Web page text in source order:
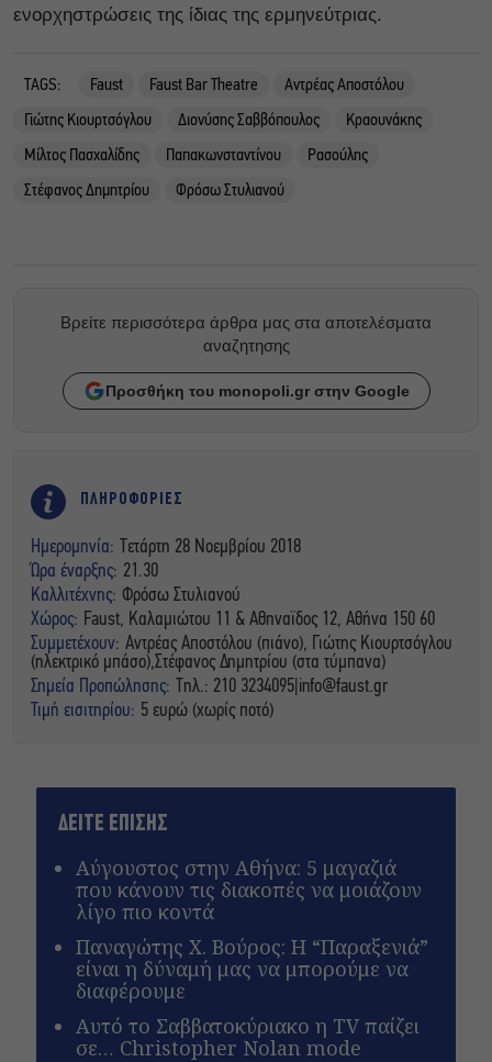
ενορχηστρώσεις της ίδιας της ερμηνεύτριας.
TAGS: Faust Faust Bar Theatre
Αντρέας Αποστόλου
Γιώτης Κιουρτσόγλου
Διονύσης Σαββόπουλος
Κραουνάκης
Μίλτος Πασχαλίδης
Παπακωνσταντίνου
Ρασούλης
Στέφανος Δημητρίου
Φρόσω Στυλιανού
Βρείτε περισσότερα άρθρα μας στα αποτελέσματα
αναζητησης
Προσθήκη του monopoli.gr στην Google
ΠΛΗΡΟΦΟΡΙΕΣ
Ημερομηνία:
Τετάρτη 28 Νοεμβρίου 2018
Ώρα έναρξης: 21.30
Καλλιτέχνης: Φρόσω Στυλιανού
Χώρος: Faust, Kαλαμιώτου 11 & Αθηναϊδος 12, Αθήνα 150 60
Συμμετέχουν: Αντρέας Αποστόλου (πιάνο), Γιώτης Κιουρτσόγλου
(ηλεκτρικό μπάσο),Στέφανος Δημητρίου (στα τύμπανα)
Σημεία Προπώλησης:
Τηλ.: 210 3234095| info@faust.gr
Τιμή εισιτηρίου: 5 ευρώ (χωρίς ποτό)
ΔΕΙΤΕ ΕΠΙΣΗΣ
Αύγουστος στην Αθήνα: 5 μαγαζιά
που κάνουν τις διακοπές να μοιάζουν
λίγο πιο κοντά
Παναγώτης Χ. Βούρος: Η “Παραξενιά”
είναι η δύναμή μας να μπορούμε να
διαφέρουμε
Αυτό το Σαββατοκύριακο η TV παίζει
σε… Christopher Nolan mode